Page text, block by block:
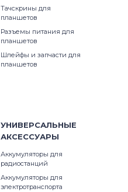
Тачскрины для
планшетов
Разъемы питания для
планшетов
Шлейфы и запчасти для
планшетов
УНИВЕРСАЛЬНЫЕ
АКСЕССУАРЫ
Аккумуляторы для
радиостанций
Аккумуляторы для
электротранспорта